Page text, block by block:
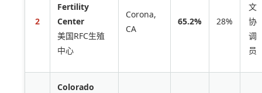
2
Fertility
Center
美国RFC生殖
中心
Corona,
CA
65.2% 28%
文
协
调
员
Colorado